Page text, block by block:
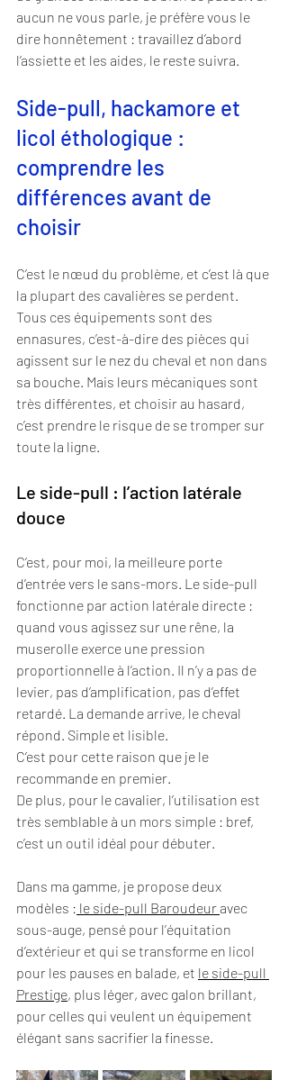
aucun ne vous parle, je préfère vous le
dire honnêtement : travaillez d’abord
l’assiette et les aides, le reste suivra.
Side-pull, hackamore et
licol éthologique :
comprendre les
différences avant de
choisir
C’est le nœud du problème, et c’est là que
la plupart des cavalières se perdent.
Tous ces équipements sont des
ennasures, c’est-à-dire des pièces qui
agissent sur le nez du cheval et non dans
sa bouche. Mais leurs mécaniques sont
très différentes, et choisir au hasard,
c’est prendre le risque de se tromper sur
toute la ligne.
Le side-pull : l’action latérale
douce
C’est, pour moi, la meilleure porte
d’entrée vers le sans-mors. Le side-pull
fonctionne par action latérale directe :
quand vous agissez sur une rêne, la
muserolle exerce une pression
proportionnelle à l’action. Il n’y a pas de
levier, pas d’amplification, pas d’effet
retardé. La demande arrive, le cheval
répond. Simple et lisible.
C’est pour cette raison que je le
recommande en premier.
De plus, pour le cavalier, l’utilisation est
très semblable à un mors simple : bref,
c’est un outil idéal pour débuter.
Dans ma gamme, je propose deux
modèles : le side-pull Baroudeur avec
sous-auge, pensé pour l’équitation
d’extérieur et qui se transforme en licol
pour les pauses en balade, et le side-pull
Prestige, plus léger, avec galon brillant,
pour celles qui veulent un équipement
élégant sans sacrifier la finesse.